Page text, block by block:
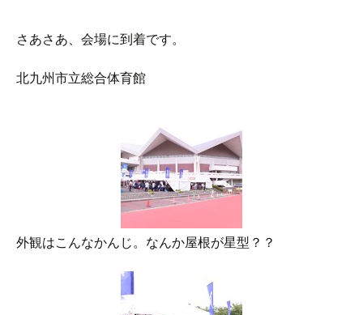
さあさあ、会場に到着です。
北九州市立総合体育館
外観はこんなかんじ。なんか屋根が星型？？